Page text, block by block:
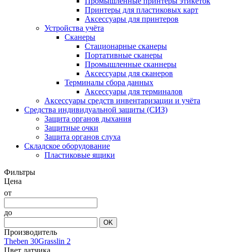
Принтеры для пластиковых карт
Аксессуары для принтеров
Устройства учёта
Сканеры
Стационарные сканеры
Портативные сканеры
Промышленные сканнеры
Аксессуары для сканеров
Терминалы сбора данных
Аксессуары для терминалов
Аксессуары средств инвентаризации и учёта
Средства индивидуальной защиты (СИЗ)
Защита органов дыхания
Защитные очки
Защита органов слуха
Складское оборудование
Пластиковые ящики
Фильтры
Цена
от
до
OK
Производитель
Theben 30Grasslin 2